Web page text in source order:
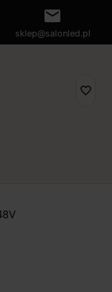
mail
sklep@salonled.pl
favorite_border